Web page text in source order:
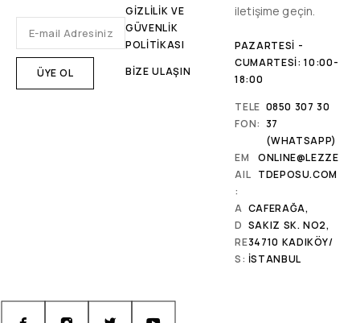
GİZLİLİK VE
GÜVENLİK
POLİTİKASI
BİZE ULAŞIN
iletişime geçin.
PAZARTESI -
CUMARTESI: 10:00-
18:00
TELE
FON:
0850 307 30
37
(WHATSAPP)
EM
AIL
:
ONLINE@LEZZE
TDEPOSU.COM
A
D
RE
S:
CAFERAĞA,
SAKIZ SK. NO2,
34710 KADIKÖY/
İSTANBUL